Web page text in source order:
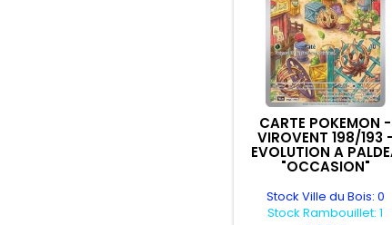
CARTE POKEMON -
VIROVENT 198/193 -
EVOLUTION A
"OCCASION"
Stock Ville du Bois: 0
Stock Rambouillet: 1